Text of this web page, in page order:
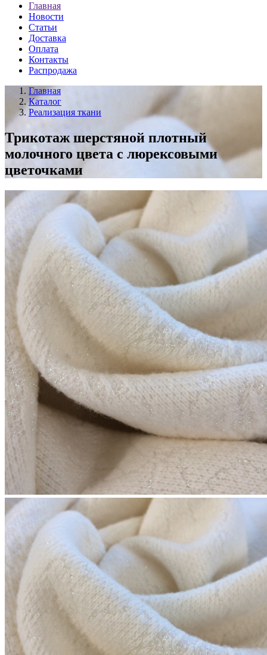
Главная
Новости
Статьи
Доставка
Оплата
Контакты
Распродажа
Главная
Каталог
Реализация ткани
Трикотаж шерстяной плотный
молочного цвета с люрексовыми
цветочками